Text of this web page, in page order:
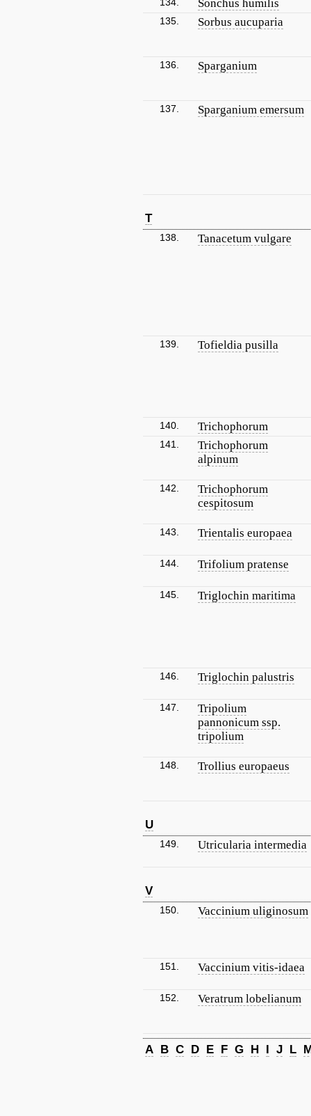
Sonchus humilis
135. Sorbus aucuparia
136. Sparganium
137. Sparganium emersum
T
138. Tanacetum vulgare
139. Tofieldia pusilla
140. Trichophorum
141.
Trichophorum
alpinum
142.
Trichophorum
cespitosum
143. Trientalis europaea
144. Trifolium pratense
145. Triglochin maritima
146. Triglochin palustris
147.
Tripolium
pannonicum ssp.
tripolium
148. Trollius europaeus
U
149. Utricularia intermedia
V
150. Vaccinium uliginosum
151. Vaccinium vitis-idaea
152. Veratrum lobelianum
A B C D E F G H I J L